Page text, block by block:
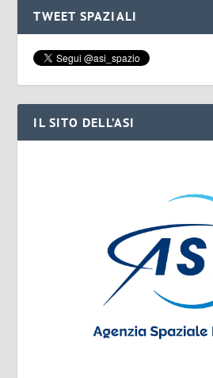
TWEET SPAZIALI
IL SITO DELL’ASI